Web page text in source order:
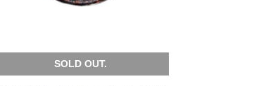
SOLD OUT.